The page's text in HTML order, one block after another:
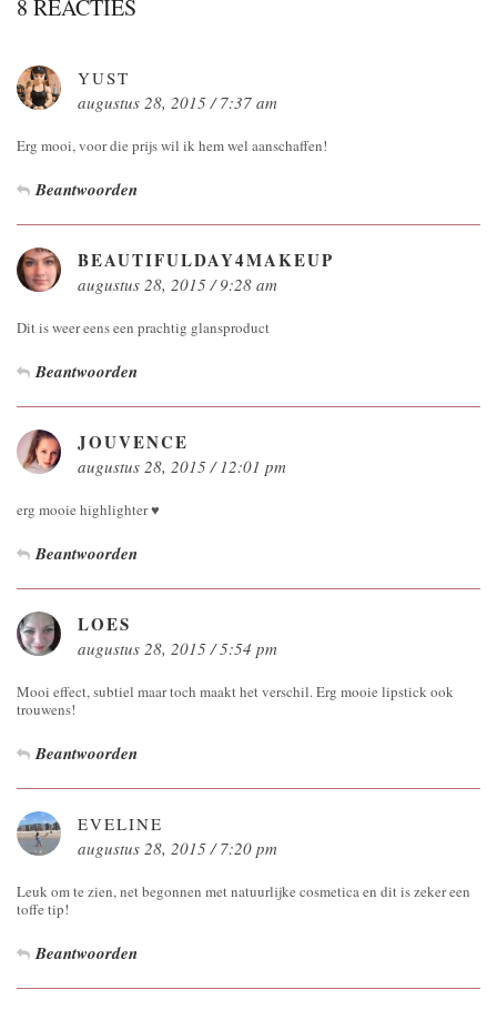
8 REACTIES
YUST
augustus 28, 2015 / 7:37 am
Erg mooi, voor die prijs wil ik hem wel aanschaffen!
Beantwoorden
BEAUTIFULDAY4MAKEUP
augustus 28, 2015 / 9:28 am
Dit is weer eens een prachtig glansproduct
Beantwoorden
JOUVENCE
augustus 28, 2015 / 12:01 pm
erg mooie highlighter ♥
Beantwoorden
LOES
augustus 28, 2015 / 5:54 pm
Mooi effect, subtiel maar toch maakt het verschil. Erg mooie lipstick ook
trouwens!
Beantwoorden
EVELINE
augustus 28, 2015 / 7:20 pm
Leuk om te zien, net begonnen met natuurlijke cosmetica en dit is zeker een
toffe tip!
Beantwoorden